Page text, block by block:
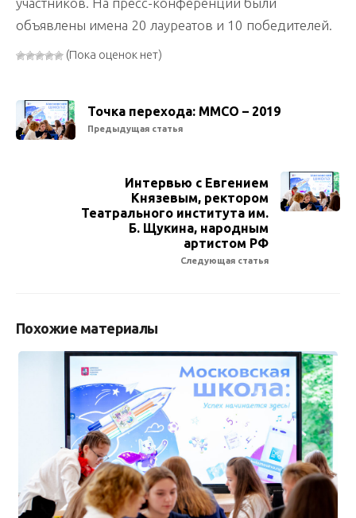
объявлены имена 20 лауреатов и 10 победителей.
(Пока оценок нет)
Точка перехода: ММСО – 2019
Предыдущая статья
Интервью с Евгением
Князевым, ректором
Театрального института им.
Б. Щукина, народным
артистом РФ
Следующая статья
Похожие материалы